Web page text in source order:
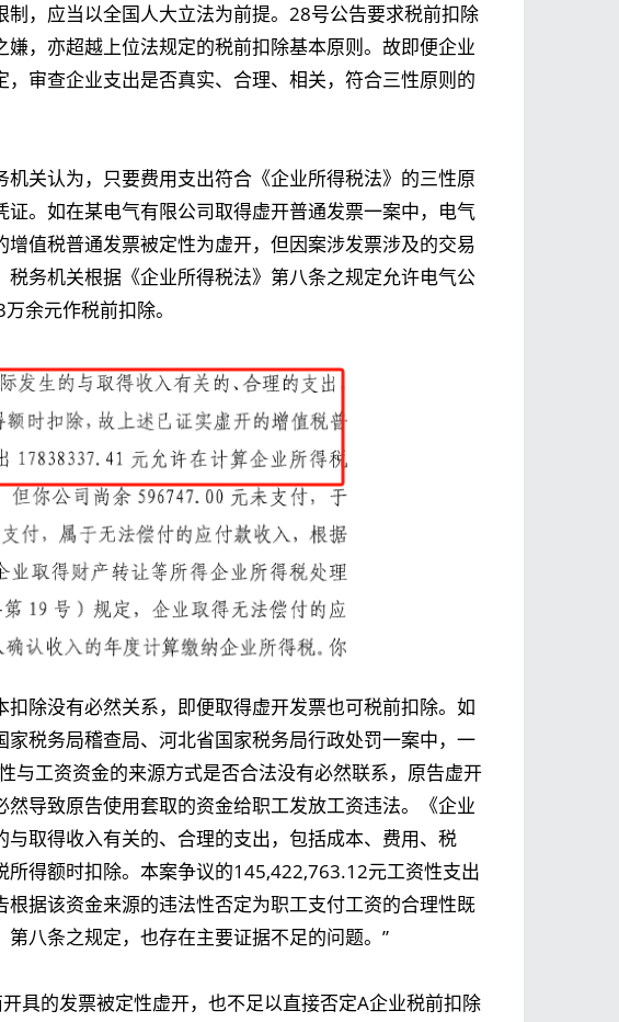
，应当以全国人大立法为前提。28号公告要求税前扣除
，亦超越上位法规定的税前扣除基本原则。故即便企业
审查企业支出是否真实、合理、相关，符合三性原则的
关认为，只要费用支出符合《企业所得税法》的三性原
。如在某电气有限公司取得虚开普通发票一案中，电气
值税普通发票被定性为虚开，但因案涉发票涉及的交易
务机关根据《企业所得税法》第八条之规定允许电气公
余元作税前扣除。
除没有必然关系，即便取得虚开发票也可税前扣除。如
税务局稽查局、河北省国家税务局行政处罚一案中，一
与工资资金的来源方式是否合法没有必然联系，原告虚开
导致原告使用套取的资金给职工发放工资违法。《企业
取得收入有关的、合理的支出，包括成本、费用、税
得额时扣除。本案争议的145,422,763.12元工资性支出
据该资金来源的违法性否定为职工支付工资的合理性既
八条之规定，也存在主要证据不足的问题。”
具的发票被定性虚开，也不足以直接否定A企业税前扣除